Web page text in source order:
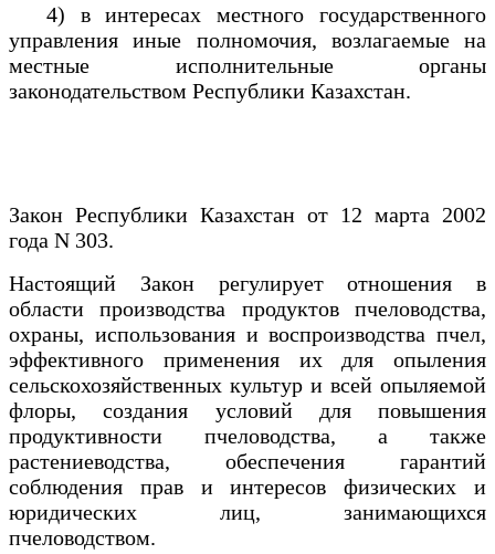
4) в интересах местного государственного
управления иные полномочия, возлагаемые на
местные исполнительные органы
законодательством Республики Казахстан.
Закон Республики Казахстан от 12 марта 2002
года N 303.
Настоящий Закон регулирует отношения в
области производства продуктов пчеловодства,
охраны, использования и воспроизводства пчел,
эффективного применения их для опыления
сельскохозяйственных культур и всей опыляемой
флоры, создания условий для повышения
продуктивности пчеловодства, а также
растениеводства, обеспечения гарантий
соблюдения прав и интересов физических и
юридических лиц, занимающихся
пчеловодством.